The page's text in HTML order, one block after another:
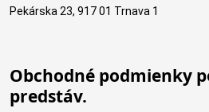
Pekárska 23, 917 01 Trnava 1
Obchodné podmienky
predstáv.